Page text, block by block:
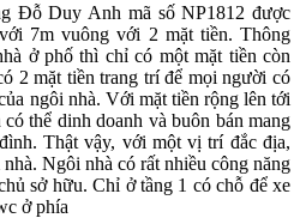
Đỗ Duy Anh mã số NP1812 được
7m vuông với 2 mặt tiền. Thông
ở phố thì chỉ có một mặt tiền còn
2 mặt tiền trang trí để mọi người có
ngôi nhà. Với mặt tiền rộng lên tới
thể dinh doanh và buôn bán mang
Thật vậy, với một vị trí đắc địa,
Ngôi nhà có rất nhiều công năng
sở hữu. Chỉ ở tầng 1 có chỗ để xe
ở phía